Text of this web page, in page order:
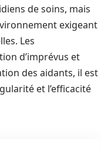
de soins, mais
exigeant
Les
d’imprévus et
des aidants, il est
et l’efficacité